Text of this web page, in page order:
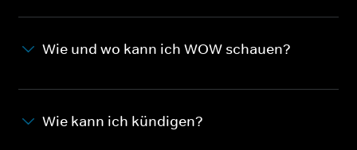
Wie und wo kann ich WOW schauen?
Wie kann ich kündigen?